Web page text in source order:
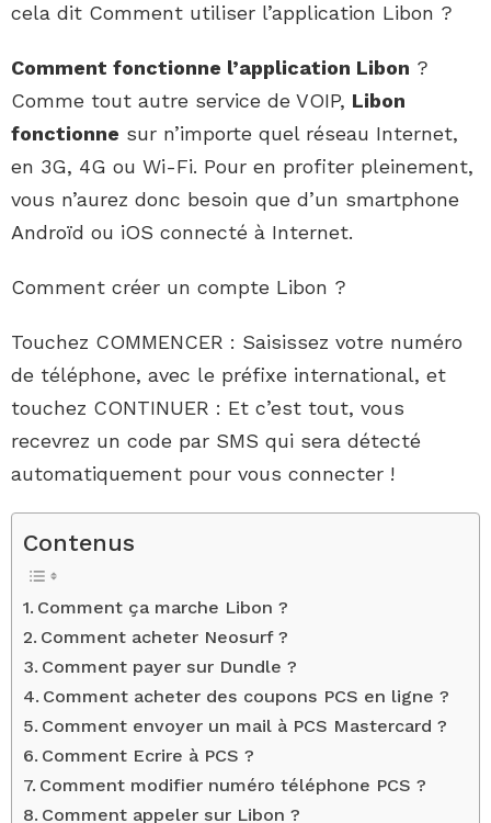
cela dit Comment utiliser l’application Libon ?
Comment fonctionne l’application Libon ?
Comme tout autre service de VOIP, Libon
fonctionne sur n’importe quel réseau Internet,
en 3G, 4G ou Wi-Fi. Pour en profiter pleinement,
vous n’aurez donc besoin que d’un smartphone
Androïd ou iOS connecté à Internet.
Comment créer un compte Libon ?
Touchez COMMENCER : Saisissez votre numéro
de téléphone, avec le préfixe international, et
touchez CONTINUER : Et c’est tout, vous
recevrez un code par SMS qui sera détecté
automatiquement pour vous connecter !
Contenus
Comment ça marche Libon ?
Comment acheter Neosurf ?
Comment payer sur Dundle ?
Comment acheter des coupons PCS en ligne ?
Comment envoyer un mail à PCS Mastercard ?
Comment Ecrire à PCS ?
Comment modifier numéro téléphone PCS ?
Comment appeler sur Libon ?